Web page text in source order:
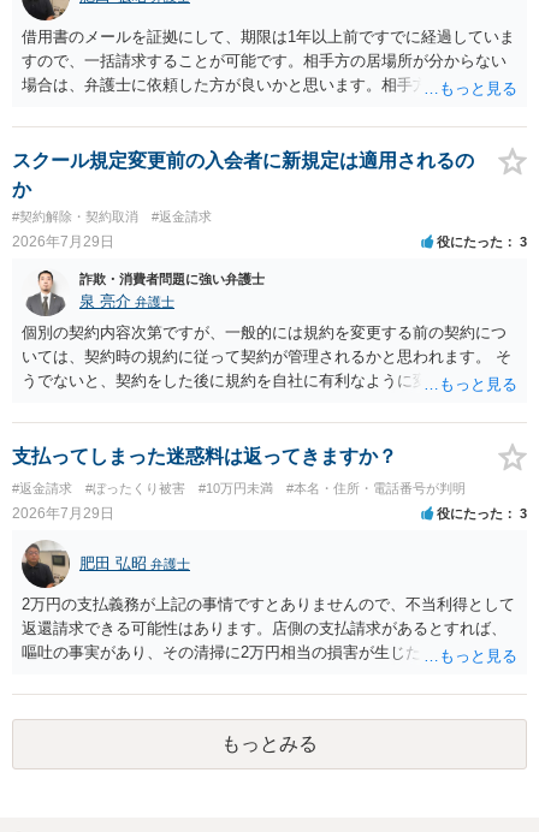
借用書のメールを証拠にして、期限は1年以上前ですでに経過していま
すので、一括請求することが可能です。相手方の居場所が分からない
場合は、弁護士に依頼した方が良いかと思います。相手方の居場所が
さい。
スクール規定変更前の入会者に新規定は適用されるの
か
#契約解除・契約取消 #返金請求
2026年7月29日 役にたった 3
詐欺・消費者問題に強い弁護士
泉 亮介 弁護士
個別の契約内容次第ですが、一般的には規約を変更する前の契約につ
いては、契約時の規約に従って契約が管理されるかと思われます。 そ
うでないと、契約をした後に規約を自社に有利なように変更し、それ
る場合があるかと思われます。
支払ってしまった迷惑料は返ってきますか？
#返金請求 #ぼったくり被害 #10万円未満 #本名・住所・電話番号が判明
2026年7月29日 役にたった 3
肥田 弘昭 弁護士
2万円の支払義務が上記の事情ですとありませんので、不当利得として
返還請求できる可能性はあります。店側の支払請求があるとすれば、
嘔吐の事実があり、その清掃に2万円相当の損害が生じた場合です。ご
もっとみる